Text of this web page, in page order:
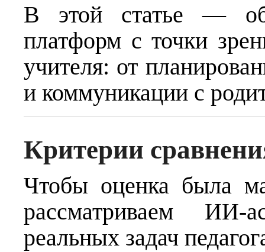
В этой статье —
платформ с точки
учителя: от
и коммуникации с
Критерии
Чтобы оценка была
рассматриваем ИИ-
реальных задач